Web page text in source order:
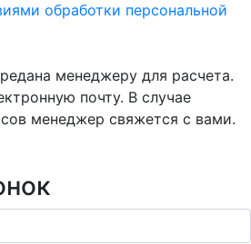
обработки персональной
менеджеру для расчета.
почту. В случае
менеджер свяжется с вами.